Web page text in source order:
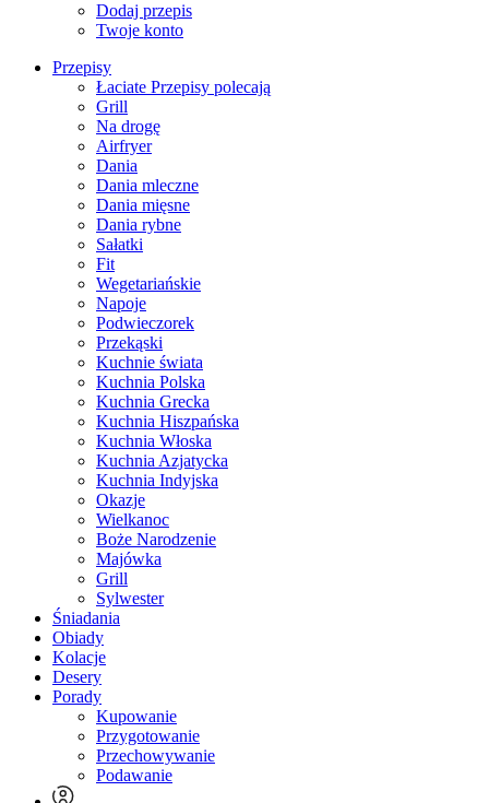
Dodaj przepis
Twoje konto
Przepisy
Łaciate Przepisy polecają
Grill
Na drogę
Airfryer
Dania
Dania mleczne
Dania mięsne
Dania rybne
Sałatki
Fit
Wegetariańskie
Napoje
Podwieczorek
Przekąski
Kuchnie świata
Kuchnia Polska
Kuchnia Grecka
Kuchnia Hiszpańska
Kuchnia Włoska
Kuchnia Azjatycka
Kuchnia Indyjska
Okazje
Wielkanoc
Boże Narodzenie
Majówka
Grill
Sylwester
Śniadania
Obiady
Kolacje
Desery
Porady
Kupowanie
Przygotowanie
Przechowywanie
Podawanie